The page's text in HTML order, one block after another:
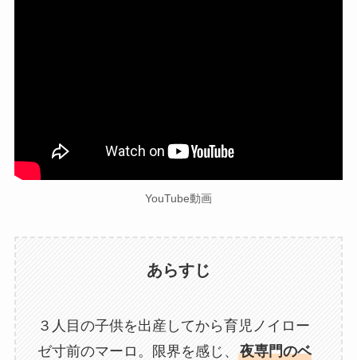
YouTube動画
あらすじ
３人目の子供を出産してから育児ノイロー
ゼ寸前のマーロ。限界を感じ、 夜専門のベ